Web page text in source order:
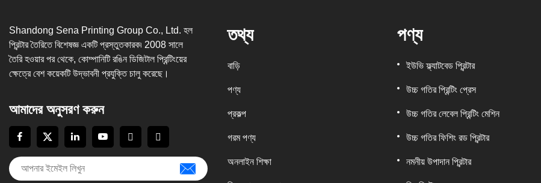
Shandong Sena Printing Group Co., Ltd. হল
প্রিন্টার তৈরিতে বিশেষজ্ঞ একটি প্রস্তুতকারক৷ 2008 সালে
তৈরি হওয়ার পর থেকে, কোম্পানিটি রঙিন ডিজিটাল প্রিন্টিংয়ের
ক্ষেত্রে বেশ কয়েকটি উদ্ভাবনী প্রযুক্তি চালু করেছে।
আমাদের অনুসরণ করুন
তথ্য
বাড়ি
পণ্য
প্রকল্প
গরম পণ্য
অনলাইন শিক্ষা
পণ্য
ইউভি ফ্ল্যাটবেড প্রিন্টার
উচ্চ গতির প্রিন্টিং প্রেস
উচ্চ গতির লেবেল প্রিন্টিং মেশিন
উচ্চ গতির ফিশিং রড প্রিন্টার
নমনীয় উপাদান প্রিন্টার